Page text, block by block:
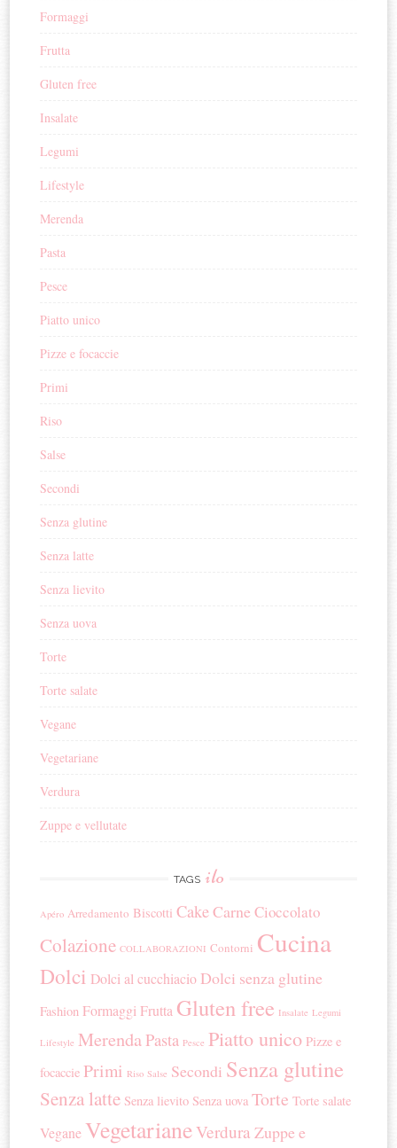
Formaggi
Frutta
Gluten free
Insalate
Legumi
Lifestyle
Merenda
Pasta
Pesce
Piatto unico
Pizze e focaccie
Primi
Riso
Salse
Secondi
Senza glutine
Senza latte
Senza lievito
Senza uova
Torte
Torte salate
Vegane
Vegetariane
Verdura
Zuppe e vellutate
TAGS ilo
Apéro Arredamento Biscotti CakeCarne Cioccolato
Colazione COLLABORAZIONI Contorni Cucina
Dolci Dolci al cucchiacio Dolci senza glutine
Fashion Formaggi Frutta Gluten free Insalate Legumi
Lifestyle MerendaPasta Pesce Piatto unico Pizze e
focaccie Primi Riso Salse Secondi Senza glutine
Senza latte Senza lievito Senza uova Torte Torte salate
Vegane VegetarianeVerdura Zuppe e